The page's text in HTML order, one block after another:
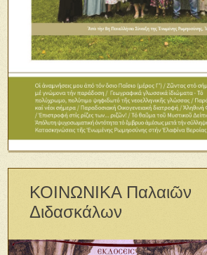
ΚΟΙΝΩΝΙΚΑ Παλαιῶν
Διδασκάλων